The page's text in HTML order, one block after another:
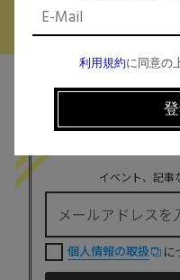
イベント、記事
個人情報の取扱 に
利用規約に同意の